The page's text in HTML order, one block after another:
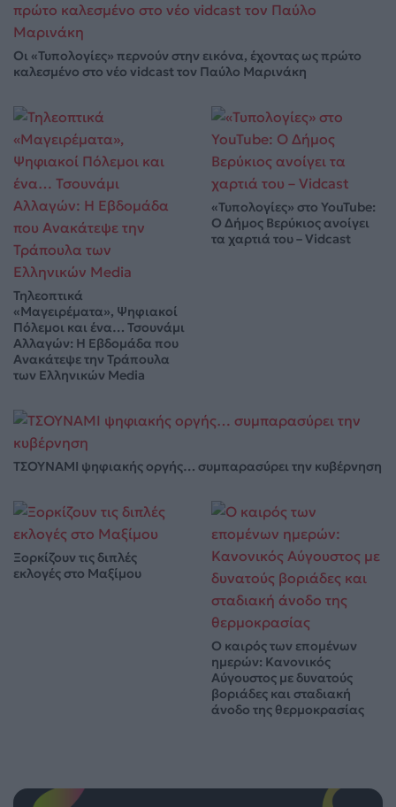
Οι «Τυπολογίες» περνούν στην εικόνα, έχοντας ως πρώτο
καλεσμένο στο νέο vidcast τον Παύλο Μαρινάκη
Τηλεοπτικά
«Μαγειρέματα», Ψηφιακοί
Πόλεμοι και ένα… Τσουνάμι
Αλλαγών: Η Εβδομάδα που
Ανακάτεψε την Τράπουλα
των Ελληνικών Media
«Τυπολογίες» στο YouTube:
Ο Δήμος Βερύκιος ανοίγει
τα χαρτιά του – Vidcast
ΤΣΟΥΝΑΜΙ ψηφιακής οργής… συμπαρασύρει την κυβέρνηση
Ξορκίζουν τις διπλές
εκλογές στο Μαξίμου
Ο καιρός των επομένων
ημερών: Κανονικός
Αύγουστος με δυνατούς
βοριάδες και σταδιακή
άνοδο της θερμοκρασίας